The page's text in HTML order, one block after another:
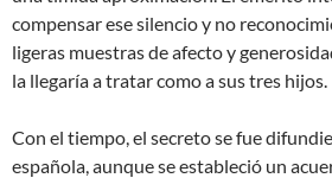
compensar ese silencio y no
ligeras muestras de afecto y
la llegaría a tratar como a sus tres hijos.
Con el tiempo, el secreto se fue
española, aunque se estableció un